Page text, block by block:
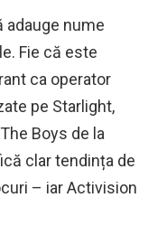
adauge nume
Fie că este
ca operator
pe Starlight,
Boys de la
clar tendința de
– iar Activision